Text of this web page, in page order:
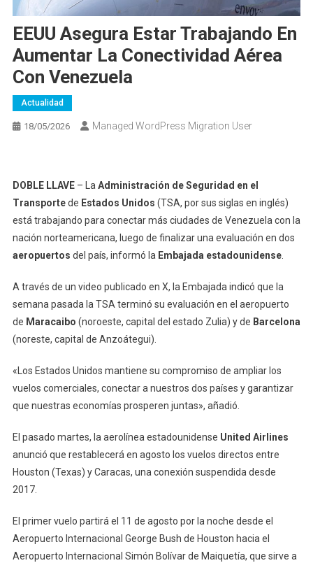
EEUU Asegura Estar Trabajando En
Aumentar La Conectividad Aérea
Con Venezuela
Actualidad
18/05/2026 Managed WordPress Migration User
DOBLE LLAVE– LaAdministración de Seguridad en el
Transportede Estados Unidos (TSA, por sus siglas en inglés)
está trabajando para conectar más ciudades de Venezuela con la
nación norteamericana, luego de finalizar una evaluación en dos
aeropuertos del país, informó laEmbajada estadounidense.
A través de un video publicado en X, la Embajada indicó que la
semana pasada la TSA terminó su evaluación en el aeropuerto
de Maracaibo (noroeste, capital del estado Zulia) y de Barcelona
(noreste, capital de Anzoátegui).
«Los Estados Unidos mantiene su compromiso de ampliar los
vuelos comerciales, conectar a nuestros dos países y garantizar
que nuestras economías prosperen juntas», añadió.
El pasado martes, la aerolínea estadounidense United Airlines
anunció que restablecerá en agosto los vuelos directos entre
Houston (Texas) y Caracas, una conexión suspendida desde
2017.
El primer vuelo partirá el 11 de agosto por la noche desde el
Aeropuerto Internacional George Bush de Houston hacia el
Aeropuerto Internacional Simón Bolívar de Maiquetía, que sirve a